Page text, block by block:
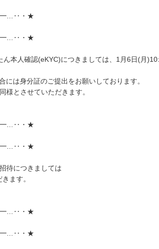
・★
・★
本人確認(eKYC)につきましては、1月6日(月
は身分証のご提出をお願いしております。
様とさせていただきます。
・★
・★
待につきましては
ます。
・★
・★